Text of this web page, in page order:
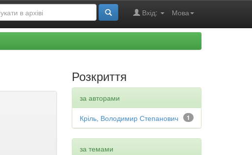
Мова
Вхід:
Розкриття
за авторами
1
Кріль, Володимир Степанович
за темами